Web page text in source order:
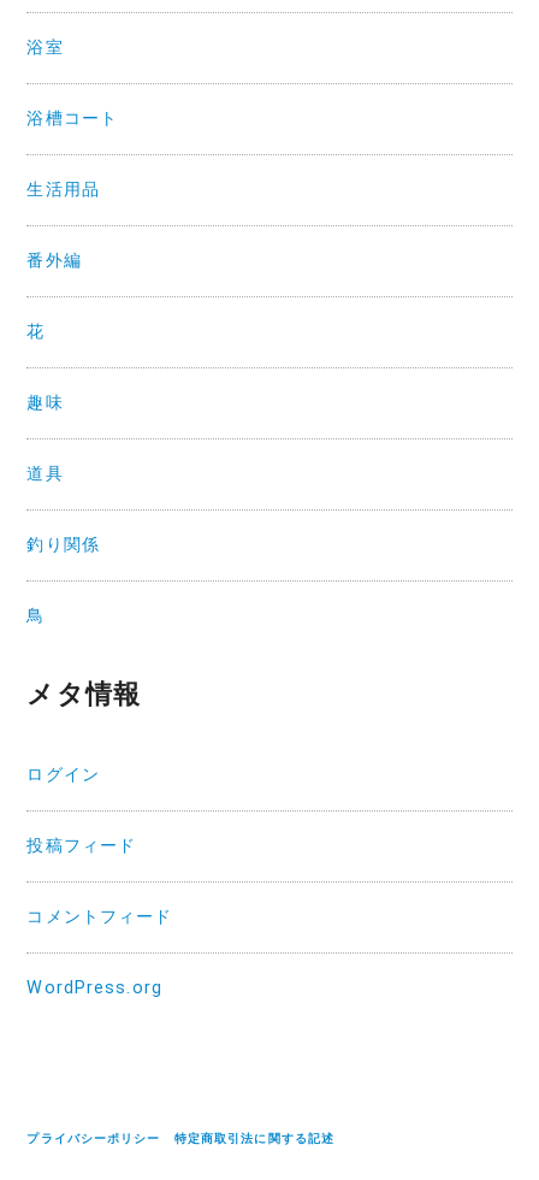
浴室
浴槽コート
生活用品
番外編
花
趣味
道具
釣り関係
鳥
メタ情報
ログイン
投稿フィード
コメントフィード
WordPress.org
プライバシーポリシー 特定商取引法に関する記述